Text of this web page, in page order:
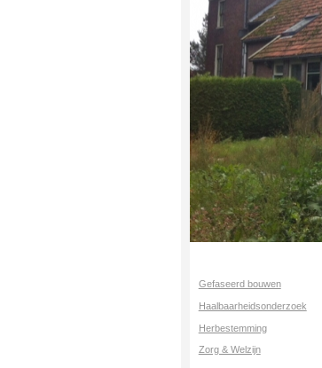
Gefaseerd bouwen
Haalbaarheidsonderzoek
Herbestemming
Zorg & Welzijn